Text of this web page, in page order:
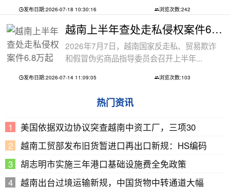
发布日期:2026-07-18 10:30:16 浏览次数:242
越南上半年查处走私侵权案件6.8万起
2026年7月7日，越南国家反走私、贸易欺诈
和假冒伪劣商品指导委员会召开上半年...
发布日期:2026-07-14 11:09:05 浏览次数:103
热门资讯
美国依据双边协议突查越南中资工厂，三项30
越南工贸部发布旧货暂进口再出口新规：HS编码
胡志明市实施三年港口基础设施费全免政策
越南出台过境运输新规，中国货物中转通道大幅